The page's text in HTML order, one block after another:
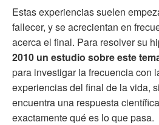
Estas experiencias suelen
fallecer, y se acrecientan en
acerca el final. Para resolver su
2010 un estudio sobre este
para investigar la frecuencia con
experiencias del final de la vida,
encuentra una respuesta
exactamente qué es lo que pasa.